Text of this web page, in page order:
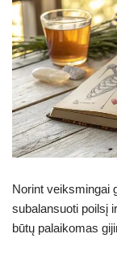
Norint veiksmingai
subalansuoti poilsį
būtų palaikomas